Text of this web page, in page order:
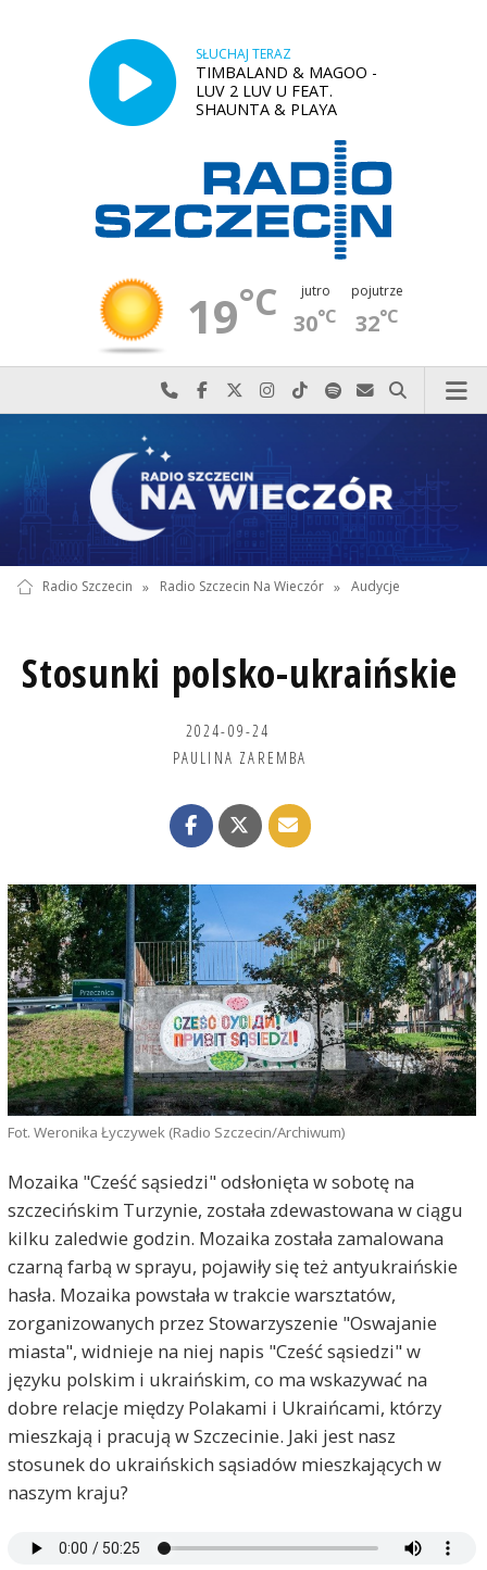
SŁUCHAJ TERAZ
TIMBALAND & MAGOO -
LUV 2 LUV U FEAT.
SHAUNTA & PLAYA
19°C jutro
30°C
pojutrze
32°C
Najlepiej po prostu do nas zadzwoń
Odwiedź nas na Facebook-u
Odwiedź nas na X
Odwiedź nas na Instagram-ie
Odwiedź nas na TikTok-u
Szukaj nas na Spotify
Wyślij do nas
Szukaj
Radio Szczecin » Radio Szczecin Na Wieczór » Audycje
Stosunki polsko-ukraińskie
2024-09-24
PAULINA ZAREMBA
Fot. Weronika Łyczywek (Radio Szczecin/Archiwum)
Mozaika "Cześć sąsiedzi" odsłonięta w sobotę na
szczecińskim Turzynie, została zdewastowana w ciągu
kilku zaledwie godzin. Mozaika została zamalowana
czarną farbą w sprayu, pojawiły się też antyukraińskie
hasła. Mozaika powstała w trakcie warsztatów,
zorganizowanych przez Stowarzyszenie "Oswajanie
miasta", widnieje na niej napis "Cześć sąsiedzi" w
języku polskim i ukraińskim, co ma wskazywać na
dobre relacje między Polakami i Ukraińcami, którzy
mieszkają i pracują w Szczecinie. Jaki jest nasz
stosunek do ukraińskich sąsiadów mieszkających w
naszym kraju?